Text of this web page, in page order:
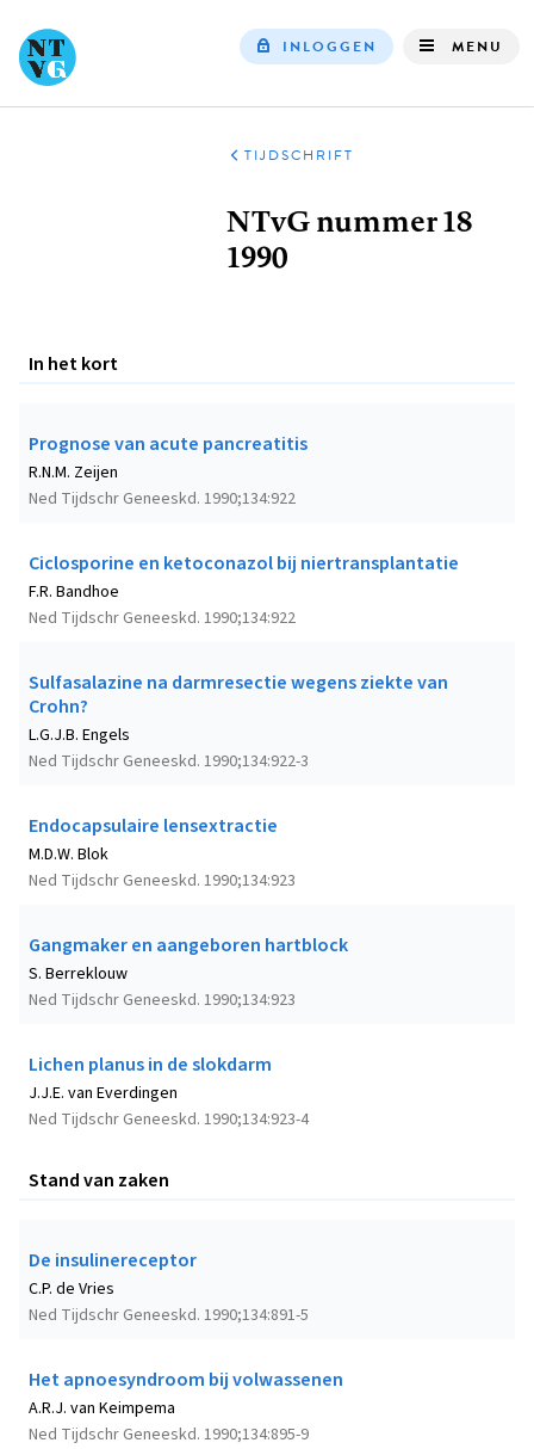
INLOGGEN MENU
TIJDSCHRIFT
NTvG nummer 18
1990
In het kort
Prognose van acute pancreatitis
Ned Tijdschr Geneeskd. 1990;134:922
R.N.M. Zeijen
Ciclosporine en ketoconazol bij niertransplantatie
Ned Tijdschr Geneeskd. 1990;134:922
F.R. Bandhoe
Sulfasalazine na darmresectie wegens ziekte van
Crohn?
Ned Tijdschr Geneeskd. 1990;134:922-3
L.G.J.B. Engels
Endocapsulaire lensextractie
Ned Tijdschr Geneeskd. 1990;134:923
M.D.W. Blok
Gangmaker en aangeboren hartblock
Ned Tijdschr Geneeskd. 1990;134:923
S. Berreklouw
Lichen planus in de slokdarm
Ned Tijdschr Geneeskd. 1990;134:923-4
J.J.E. van Everdingen
Stand van zaken
De insulinereceptor
Ned Tijdschr Geneeskd. 1990;134:891-5
C.P. de Vries
Het apnoesyndroom bij volwassenen
Ned Tijdschr Geneeskd. 1990;134:895-9
A.R.J. van Keimpema